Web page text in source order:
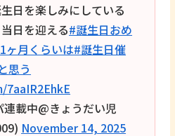
日を楽しみにしている
日を迎える#誕生日おめ
ヶ月くらいは#誕生日催
思う
載中@きょうだい児
November 14, 2025